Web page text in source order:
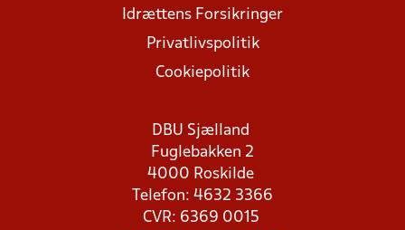
Idrættens Forsikringer
Privatlivspolitik
Cookiepolitik
DBU Sjælland
Fuglebakken 2
4000 Roskilde
Telefon: 4632 3366
CVR: 6369 0015